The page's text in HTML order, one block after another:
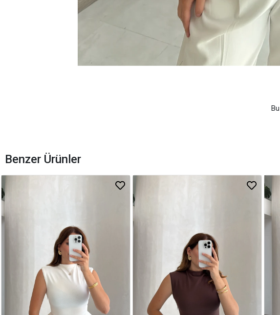
Benzer Ürünler